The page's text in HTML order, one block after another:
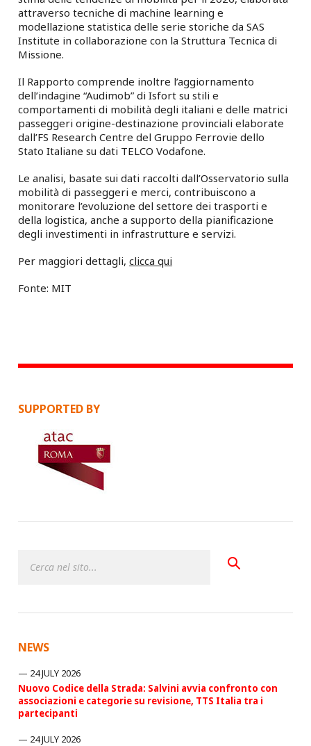
attraverso tecniche di machine learning e
modellazione statistica delle serie storiche da SAS
Institute in collaborazione con la Struttura Tecnica di
Missione.
Il Rapporto comprende inoltre l’aggiornamento
dell’indagine “Audimob” di Isfort su stili e
comportamenti di mobilità degli italiani e delle matrici
passeggeri origine-destinazione provinciali elaborate
dall’FS Research Centre del Gruppo Ferrovie dello
Stato Italiane su dati TELCO Vodafone.
Le analisi, basate sui dati raccolti dall’Osservatorio sulla
mobilità di passeggeri e merci, contribuiscono a
monitorare l’evoluzione del settore dei trasporti e
della logistica, anche a supporto della pianificazione
degli investimenti in infrastrutture e servizi.
Per maggiori dettagli,clicca qui
Fonte: MIT
SUPPORTED BY
NEWS
24 JULY 2026
Nuovo Codice della Strada: Salvini avvia confronto con
associazioni e categorie su revisione, TTS Italia tra i
partecipanti
24 JULY 2026